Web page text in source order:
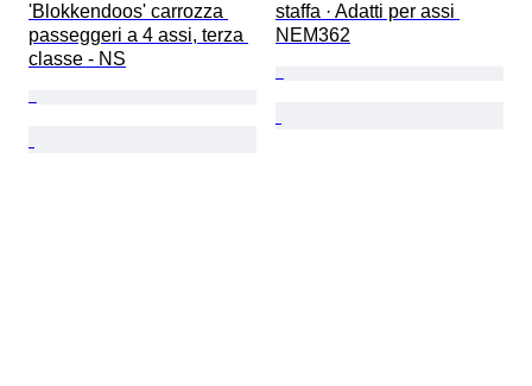
'Blokkendoos' carrozza
passeggeri a 4 assi, terza
classe - NS
staffa · Adatti per assi
NEM362